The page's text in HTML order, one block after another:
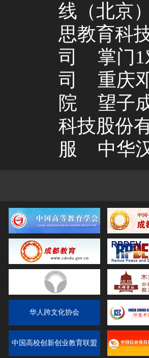
线（北京
思教育科
司
掌门1
司
重庆
院
望子
科技股份
服
中华
华人跨文化协会
中国高校创新创业教育联盟